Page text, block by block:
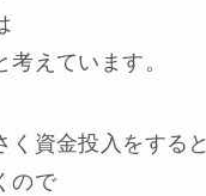
えています。
く資金投入をすると
ので